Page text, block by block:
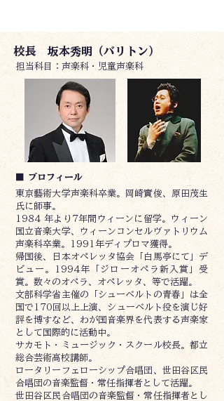
校長 坂本秀明（バリトン）
​担当科目：声楽科・児童声楽科
■ プロフィール
東京藝術大学声楽科卒業。岡崎實俊、原田茂生
氏に師事。
1984 年より7年間ウィーンに留学。ウィーン
国立音楽大学、ウィーンコンセルヴァトリウム
声楽科卒業。1991年ディプロマ獲得。
帰国後、日本オペレッタ協会「白馬亭にて」デ
ビュー。1994年「ジローオペラ新入賞」受
賞。数々のオペラ、オペレッタ、等で活躍。
文部科学省主催の「シューベルトの青春」は全
国で170回以上上演、シューベルト役を演じ好
評を博すなど、わが国音楽界を代表する声楽家
として国際的に活動中。
サカモト・ミュージック・スクール校長。都立
総合芸術高校講師。
ロータリーフェローシップ合唱団、世田谷区民
合唱団の音楽監督・常任指揮者として活躍。
世田谷区民合唱団の音楽監督・常任指揮者とし